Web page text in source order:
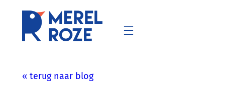
« terug naar blog